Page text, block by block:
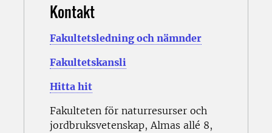
Kontakt
Fakultetsledning och nämnder
Fakultetskansli
Hitta hit
Fakulteten för naturresurser och
jordbruksvetenskap, Almas allé 8,